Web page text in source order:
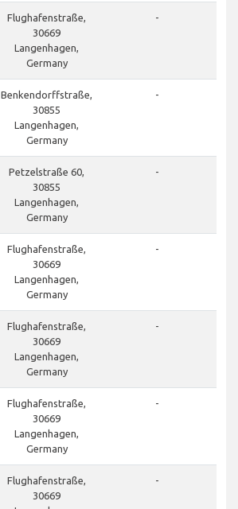
Flughafenstraße,
30669
Langenhagen,
Germany
-
Benkendorffstraße,
30855
Langenhagen,
Germany
-
Petzelstraße 60,
30855
Langenhagen,
Germany
-
Flughafenstraße,
30669
Langenhagen,
Germany
-
Flughafenstraße,
30669
Langenhagen,
Germany
-
Flughafenstraße,
30669
Langenhagen,
Germany
-
Flughafenstraße,
30669
-